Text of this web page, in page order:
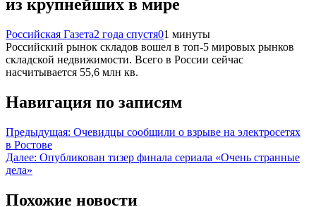
из крупнейших в мире
Российская Газета2 года спустя01 минуты
Российский рынок складов вошел в топ-5 мировых рынков
складской недвижимости. Всего в России сейчас
насчитывается 55,6 млн кв.
Навигация по записям
Предыдущая: Очевидцы сообщили о взрыве на электросетях
в Ростове
Далее: Опубликован тизер финала сериала «Очень странные
дела»
Похожие новости